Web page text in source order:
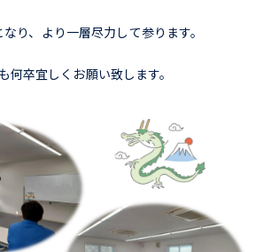
り、より一層尽力して参ります。
何卒宜しくお願い致します。